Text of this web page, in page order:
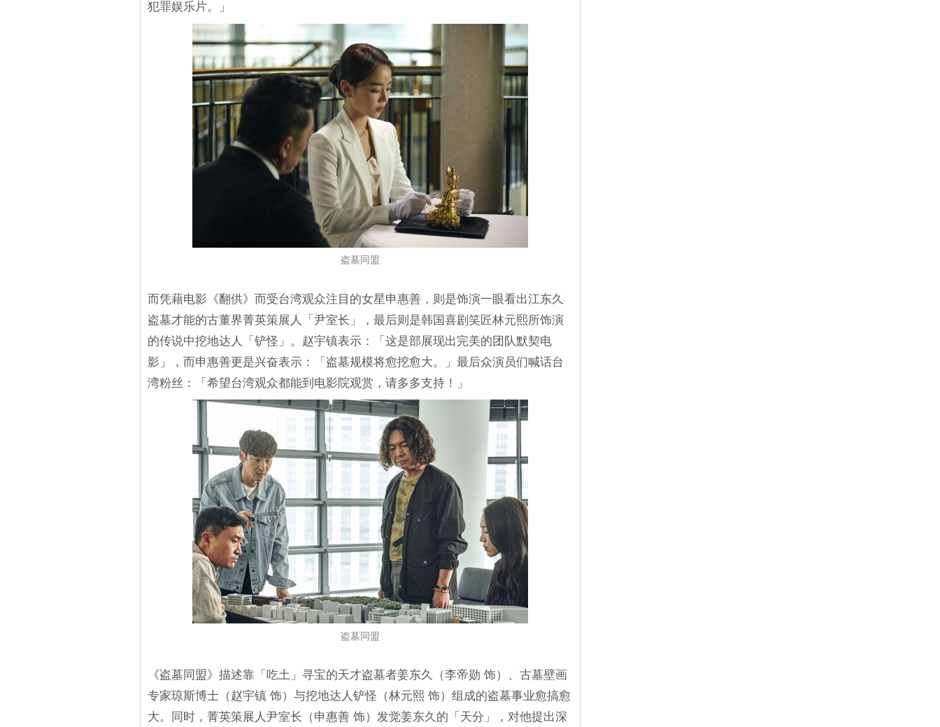
犯罪娱乐片。」
盗墓同盟
而凭藉电影《翻供》而受台湾观众注目的女星申惠善，则是饰演一眼看出江东久
盗墓才能的古董界菁英策展人「尹室长」，最后则是韩国喜剧笑匠林元熙所饰演
的传说中挖地达人「铲怪」。赵宇镇表示：「这是部展现出完美的团队默契电
影」，而申惠善更是兴奋表示：「盗墓规模将愈挖愈大。」最后众演员们喊话台
湾粉丝：「希望台湾观众都能到电影院观赏，请多多支持！」
盗墓同盟
《盗墓同盟》描述靠「吃土」寻宝的天才盗墓者姜东久（李帝勋 饰）、古墓壁画
专家琼斯博士（赵宇镇 饰）与挖地达人铲怪（林元熙 饰）组成的盗墓事业愈搞愈
大。同时，菁英策展人尹室长（申惠善 饰）发觉姜东久的「天分」，对他提出深